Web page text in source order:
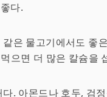
다.
은 물고기에서도 좋
으면 더 많은 칼슘을
. 아몬드나 호두, 검